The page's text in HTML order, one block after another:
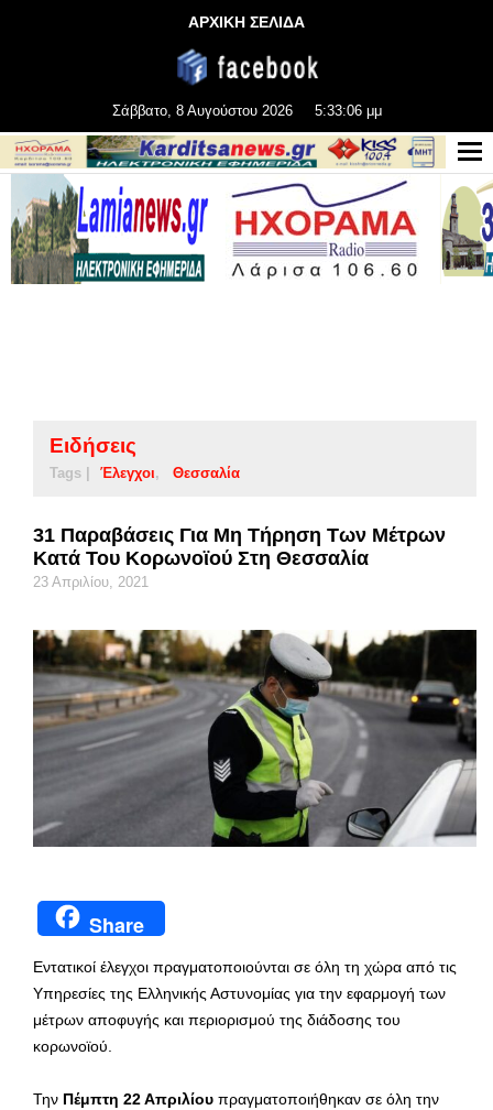
ΑΡΧΙΚΗ ΣΕΛΙΔΑ
Σάββατο, 8 Αυγούστου 2026 5:33:07 μμ
Ειδήσεις
Tags | Έλεγχοι Θεσσαλία
31 Παραβάσεις Για Μη Τήρηση Των Μέτρων
Κατά Του Κορωνοϊού Στη Θεσσαλία
23 Απριλίου, 2021
Share
Εντατικοί έλεγχοι πραγματοποιούνται σε όλη τη χώρα από τις
Υπηρεσίες της Ελληνικής Αστυνομίας για την εφαρμογή των
μέτρων αποφυγής και περιορισμού της διάδοσης του
κορωνοϊού.
Την Πέμπτη 22 Απριλίου πραγματοποιήθηκαν σε όλη την